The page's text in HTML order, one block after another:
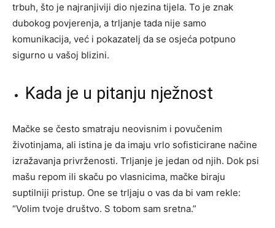
trbuh, što je najranjiviji dio njezina tijela. To je znak
dubokog povjerenja, a trljanje tada nije samo
komunikacija, već i pokazatelj da se osjeća potpuno
sigurno u vašoj blizini.
Kada je u pitanju nježnost
Mačke se često smatraju neovisnim i povučenim
životinjama, ali istina je da imaju vrlo sofisticirane načine
izražavanja privrženosti. Trljanje je jedan od njih. Dok psi
mašu repom ili skaču po vlasnicima, mačke biraju
suptilniji pristup. One se trljaju o vas da bi vam rekle:
“Volim tvoje društvo. S tobom sam sretna.”